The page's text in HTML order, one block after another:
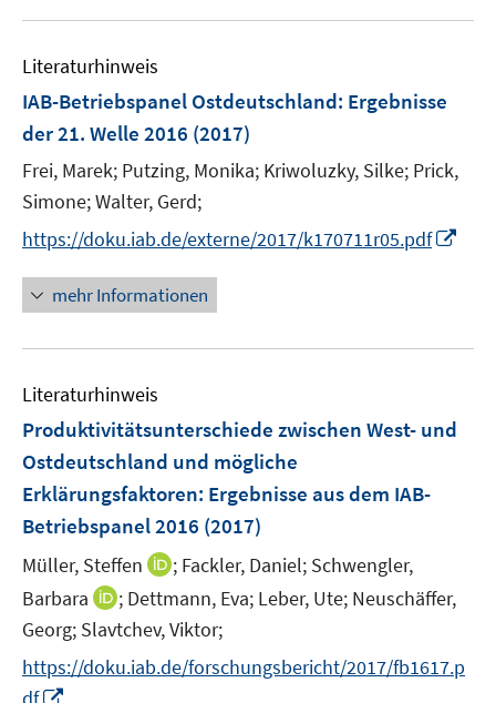
u
F
s
e
r
Literaturhinweis
IAB-Betriebspanel Ostdeutschland: Ergebnisse
der 21. Welle 2016 (2017)
Frei, Marek; Putzing, Monika; Kriwoluzky, Silke; Prick,
Simone;Walter, Gerd;
https://doku.iab.de/externe/2017/k170711r05.pdf
u
f
mehr Informationen
Literaturhinweis
Produktivitätsunterschiede zwischen West- und
Ostdeutschland und mögliche
Erklärungsfaktoren: Ergebnisse aus dem IAB-
Betriebspanel 2016 (2017)
Müller, Steffen
I
n
n
e
u
; Fackler, Daniel; Schwengler,
Barbara
I
n
e
; Dettmann, Eva; Leber, Ute; Neuschäffer,
Georg; Slavtchev, Viktor;
https://doku.iab.de/forschungsbericht/2017/fb1617.p